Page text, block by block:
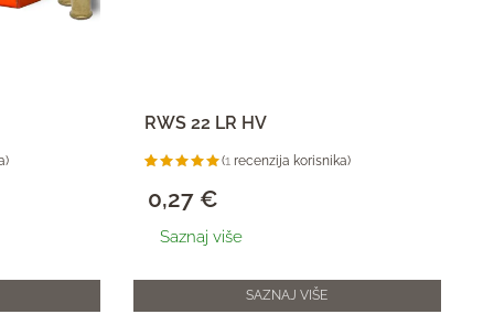
SAZNAJ VIŠE
RWS 22 LR HV
ocjena:
5.00od
korisnika)
(1recenzija korisnika)
0,27 €
Saznaj više